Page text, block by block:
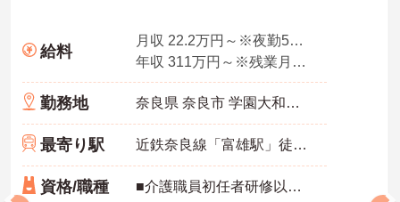
給料
月収 22.2万円～※夜勤5回想定
年収 311万円～※残業月10時間、夜勤平均5回、各種手当・賞与を含んだ例です
勤務地 奈良県 奈良市 学園大和町5-748-1
最寄り駅 近鉄奈良線「富雄駅」徒歩12分
資格/職種 ■介護職員初任者研修以上 ※無資格の方も応募可（資格支援制度あり）